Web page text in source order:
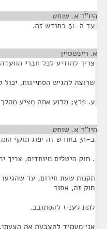
היו"ר א. שוחט
עד ה-31 בחודש זה.
א. ויינשטיין
צריך להודיע לכל חברי
שרוצה להגיש הסתייגות, יכול
ע. פרץ; מדוע אתה מציע
היו"ר א. שוחט
ב-31 בחודש זה יפוג תוקף התקנות, ואם לא יתקבל
. חוק היטלים מיוחדים, צריך
תקנות שעת חירום, עד
חוק זה, אסור
לתת לעניז להסתובב.
אני מעמיד להצבעה אה הצעתי.